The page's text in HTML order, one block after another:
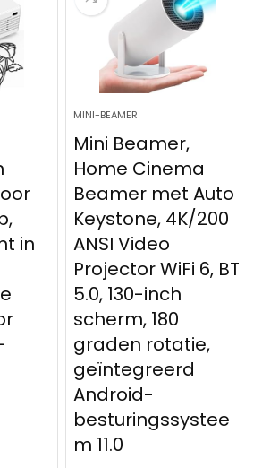
in
MINI-BEAMER
Mini Beamer,
Home Cinema
Beamer met Auto
Keystone, 4K/200
ANSI Video
Projector WiFi 6, BT
5.0, 130-inch
scherm, 180
graden rotatie,
geïntegreerd
Android-
besturingssystee
m 11.0